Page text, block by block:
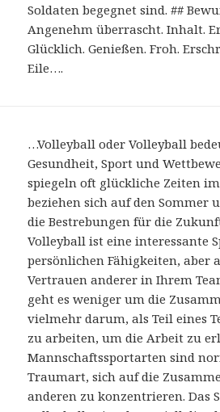
Soldaten begegnet sind. ##
Angenehm überrascht. Inhalt.
Glücklich. Genießen. Froh.
Eile….
…Volleyball oder Volleyball
Gesundheit, Sport und
spiegeln oft glückliche Zeiten
beziehen sich auf den Sommer
die Bestrebungen für die
Volleyball ist eine interessante
persönlichen Fähigkeiten, aber
Vertrauen anderer in Ihrem
geht es weniger um die
vielmehr darum, als Teil eines
zu arbeiten, um die Arbeit zu
Mannschaftssportarten sind
Traumart, sich auf die
anderen zu konzentrieren. Das